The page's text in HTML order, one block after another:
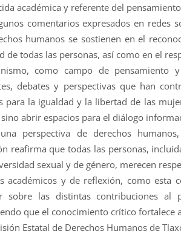
académica y referente del
comentarios expresados en redes
humanos se sostienen en el
de todas las personas, así como en el
como campo de pensamiento
debates y perspectivas que han
para la igualdad y la libertad de las
abrir espacios para el diálogo
perspectiva de derechos
reafirma que todas las personas,
sexual y de género, merecen
académicos y de reflexión, como
sobre las distintas contribuciones al
que el conocimiento crítico fortalece
Estatal de Derechos Humanos de